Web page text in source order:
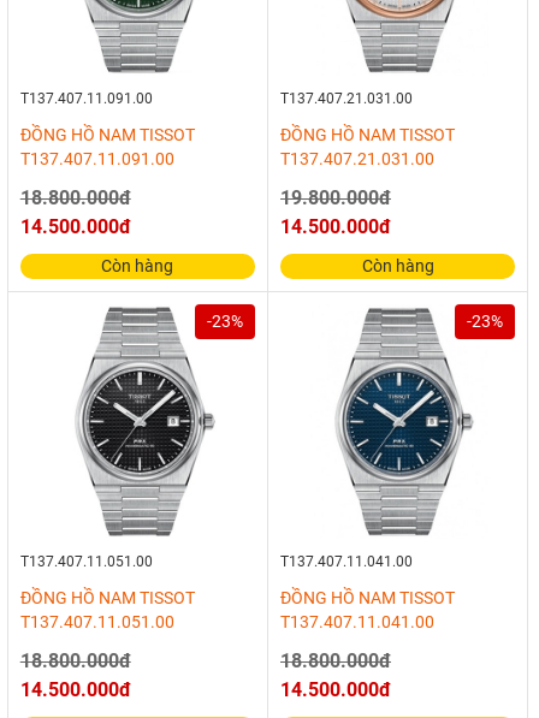
T137.407.11.091.00
ĐỒNG HỒ NAM TISSOT
T137.407.11.091.00
18.800.000đ
14.500.000đ
Còn hàng
T137.407.21.031.00
ĐỒNG HỒ NAM TISSOT
T137.407.21.031.00
19.800.000đ
14.500.000đ
Còn hàng
-23%
T137.407.11.051.00
ĐỒNG HỒ NAM TISSOT
T137.407.11.051.00
18.800.000đ
14.500.000đ
-23%
T137.407.11.041.00
ĐỒNG HỒ NAM TISSOT
T137.407.11.041.00
18.800.000đ
14.500.000đ